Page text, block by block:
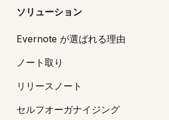
ソリューション
Evernote が選ばれる理由
ノート取り
リリースノート
セルフオーガナイジング